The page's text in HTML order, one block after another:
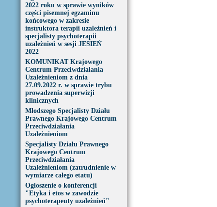
2022 roku w sprawie wyników
części pisemnej egzaminu
końcowego w zakresie
instruktora terapii uzależnień i
specjalisty psychoterapii
uzależnień w sesji JESIEŃ
2022
KOMUNIKAT Krajowego
Centrum Przeciwdziałania
Uzależnieniom z dnia
27.09.2022 r. w sprawie trybu
prowadzenia superwizji
klinicznych
Młodszego Specjalisty Działu
Prawnego Krajowego Centrum
Przeciwdziałania
Uzależnieniom
Specjalisty Działu Prawnego
Krajowego Centrum
Przeciwdziałania
Uzależnieniom (zatrudnienie w
wymiarze całego etatu)
Ogłoszenie o konferencji
"Etyka i etos w zawodzie
psychoterapeuty uzależnień"